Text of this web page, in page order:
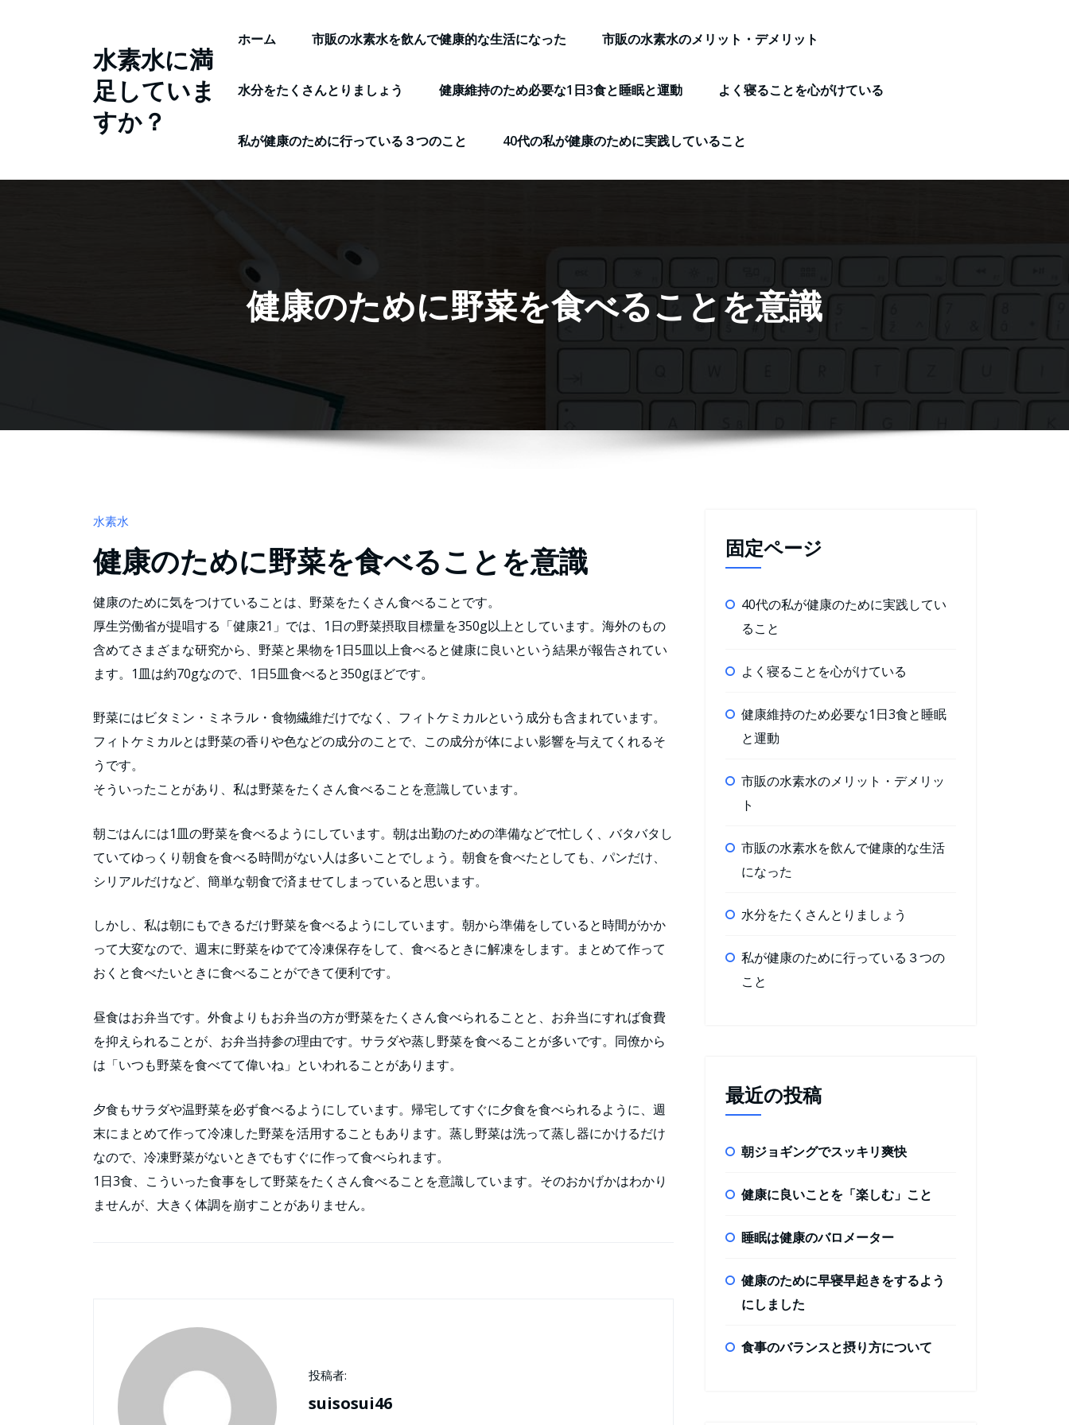
キ
水素水に満
足していま
すか？
ホーム 市販の水素水を飲んで健康的な生活になった 市販の水素水のメリット・デメリット
水分をたくさんとりましょう 健康維持のため必要な1日3食と睡眠と運動 よく寝ることを心がけている
私が健康のために行っている３つのこと 40代の私が健康のために実践していること
健康のために野菜を食べることを意識
水素水
健康のために野菜を食べることを意識
健康のために気をつけていることは、野菜をたくさん食べることです。
厚生労働省が提唱する「健康21」では、1日の野菜摂取目標量を350g以上としています。海外のもの
含めてさまざまな研究から、野菜と果物を1日5皿以上食べると健康に良いという結果が報告されてい
ます。1皿は約70gなので、1日5皿食べると350gほどです。
野菜にはビタミン・ミネラル・食物繊維だけでなく、フィトケミカルという成分も含まれています。
フィトケミカルとは野菜の香りや色などの成分のことで、この成分が体によい影響を与えてくれるそ
うです。
そういったことがあり、私は野菜をたくさん食べることを意識しています。
朝ごはんには1皿の野菜を食べるようにしています。朝は出勤のための準備などで忙しく、バタバタし
ていてゆっくり朝食を食べる時間がない人は多いことでしょう。朝食を食べたとしても、パンだけ、
シリアルだけなど、簡単な朝食で済ませてしまっていると思います。
しかし、私は朝にもできるだけ野菜を食べるようにしています。朝から準備をしていると時間がかか
って大変なので、週末に野菜をゆでて冷凍保存をして、食べるときに解凍をします。まとめて作って
おくと食べたいときに食べることができて便利です。
昼食はお弁当です。外食よりもお弁当の方が野菜をたくさん食べられることと、お弁当にすれば食費
を抑えられることが、お弁当持参の理由です。サラダや蒸し野菜を食べることが多いです。同僚から
は「いつも野菜を食べてて偉いね」といわれることがあります。
夕食もサラダや温野菜を必ず食べるようにしています。帰宅してすぐに夕食を食べられるように、週
末にまとめて作って冷凍した野菜を活用することもあります。蒸し野菜は洗って蒸し器にかけるだけ
なので、冷凍野菜がないときでもすぐに作って食べられます。
1日3食、こういった食事をして野菜をたくさん食べることを意識しています。そのおかげかはわかり
ませんが、大きく体調を崩すことがありません。
投稿者:
suisosui46
固定ページ
40代の私が健康のために実践してい
ること
よく寝ることを心がけている
健康維持のため必要な1日3食と睡眠
と運動
市販の水素水のメリット・デメリッ
ト
市販の水素水を飲んで健康的な生活
になった
水分をたくさんとりましょう
私が健康のために行っている３つの
こと
最近の投稿
朝ジョギングでスッキリ爽快
健康に良いことを「楽しむ」こと
睡眠は健康のバロメーター
健康のために早寝早起きをするよう
にしました
食事のバランスと摂り方について